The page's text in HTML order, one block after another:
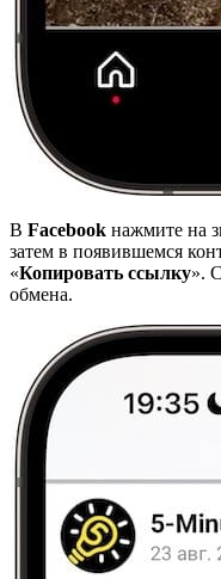
В Facebook нажмите на
затем в появившемся
«Копировать ссылку».
обмена.